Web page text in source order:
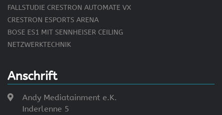
Anschrift
Andy Mediatainment e.K.
Inderlenne 5
FALLSTUDIE CRESTRON AUTOMATE VX
CRESTRON ESPORTS ARENA
BOSE ES1 MIT SENNHEISER CEILING
NETZWERKTECHNIK